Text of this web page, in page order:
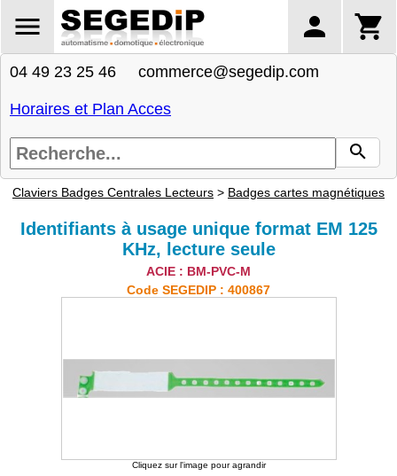
04 49 23 25 46 commerce@segedip.com
Horaires et Plan Acces
Claviers Badges Centrales Lecteurs > Badges cartes magnétiques
Identifiants à usage unique format EM 125
KHz, lecture seule
ACIE : BM-PVC-M
Code SEGEDIP : 400867
Cliquez sur l'image pour agrandir